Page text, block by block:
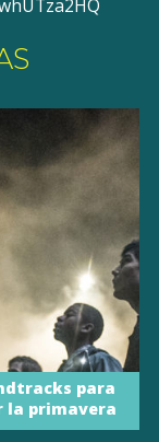
para
la primavera